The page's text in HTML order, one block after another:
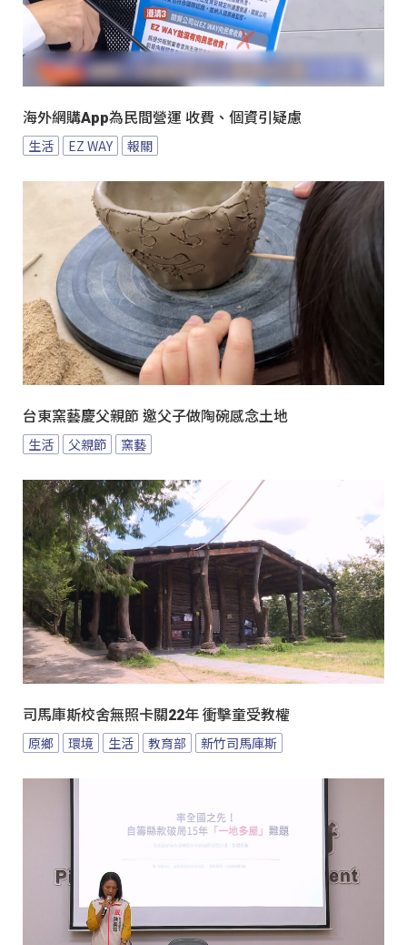
海外網購App為民間營運 收費、個資引疑慮
生活 EZ WAY 報關
台東窯藝慶父親節 邀父子做陶碗感念土地
生活 父親節 窯藝
司馬庫斯校舍無照卡關22年 衝擊童受教權
原鄉 環境 生活 教育部 新竹司馬庫斯